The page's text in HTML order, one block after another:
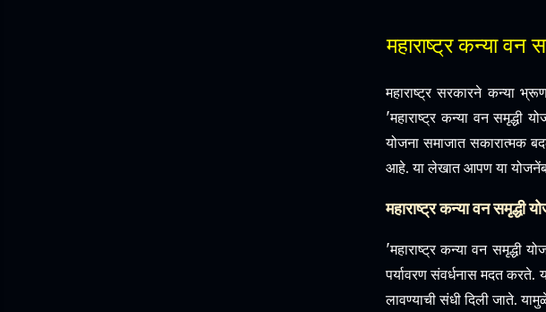
महाराष्ट्र कन्या वन
महाराष्ट्र सरकारने कन्या
'महाराष्ट्र कन्या वन
योजना समाजात सकारात्मक
आहे. या लेखात आपण या
महाराष्ट्र कन्या वन समृद्धी
'महाराष्ट्र कन्या वन समृद्धी
पर्यावरण संवर्धनास मदत करते.
लावण्याची संधी दिली जाते.